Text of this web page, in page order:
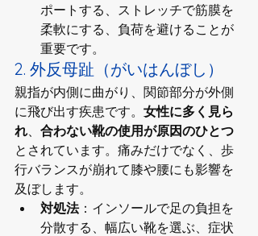
ポートする、ストレッチで筋膜を
柔軟にする、負荷を避けることが
重要です。
2. 外反母趾（がいはんぼし）
親指が内側に曲がり、関節部分が外側
に飛び出す疾患です。 女性に多く見ら
れ
合わない靴の使用が原因のひとつ
とされています。痛みだけでなく、歩
行バランスが崩れて膝や腰にも影響を
及ぼします。
対処法：インソールで足の負担を
分散する、幅広い靴を選ぶ、症状